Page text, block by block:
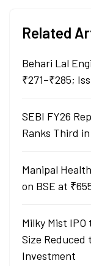
Related
Behari Lal
₹271–₹285;
SEBI FY26
Ranks Third
Manipal
on BSE at
Milky Mist IPO
Size Reduced
Investment